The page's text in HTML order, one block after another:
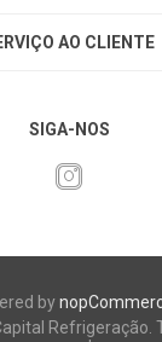
AO CLIENTE
SIGA-NOS
by
Refrigeração.